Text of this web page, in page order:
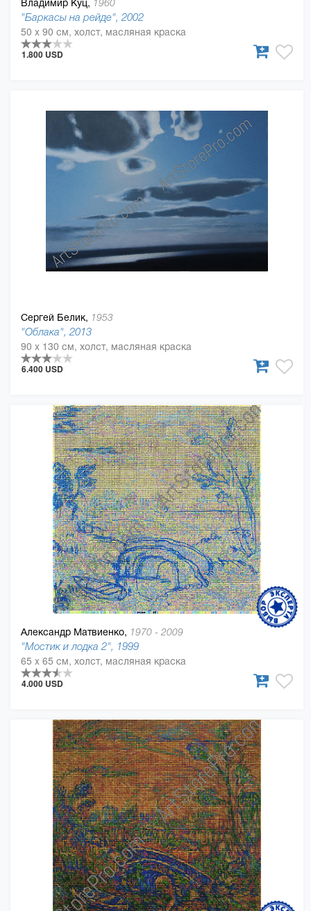
1960
"Баркасы на рейде", 2002
50 x 90 см, холст, масляная краска
1.800 USD
Сергей Белик, 1953
"Облака", 2013
90 x 130 см, холст, масляная краска
6.400 USD
Александр Матвиенко, 1970 - 2009
"Мостик и лодка 2", 1999
65 x 65 см, холст, масляная краска
4.000 USD